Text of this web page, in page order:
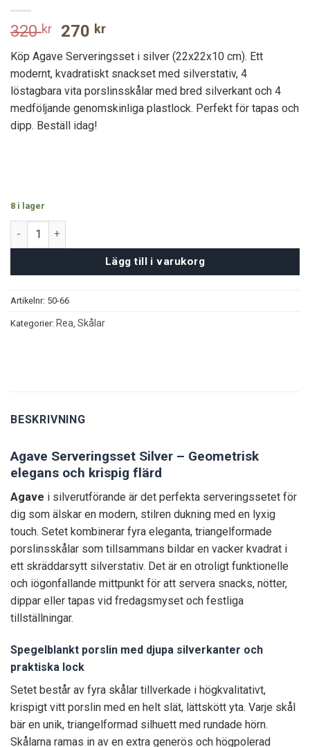
320kr
Original
price
was:
320 kr.
270 krCurrent
price
is:
270 kr.
Köp Agave Serveringsset i silver (22x22x10 cm). Ett
modernt, kvadratiskt snackset med silverstativ, 4
löstagbara vita porslinsskålar med bred silverkant och 4
medföljande genomskinliga plastlock. Perfekt för tapas och
dipp. Beställ idag!
8 i lager
Agave Serveringsset - Silver mängd
Lägg till i varukorg
Artikelnr: 50-66
Kategorier: Rea Skålar
BESKRIVNING
Agave Serveringsset Silver – Geometrisk
elegans och krispig flärd
Agave i silverutförande är det perfekta serveringssetet för
dig som älskar en modern, stilren dukning med en lyxig
touch. Setet kombinerar fyra eleganta, triangelformade
porslinsskålar som tillsammans bildar en vacker kvadrat i
ett skräddarsytt silverstativ. Det är en otroligt funktionelle
och iögonfallande mittpunkt för att servera snacks, nötter,
dippar eller tapas vid fredagsmyset och festliga
tillställningar.
Spegelblankt porslin med djupa silverkanter och
praktiska lock
Setet består av fyra skålar tillverkade i högkvalitativt,
krispigt vitt porslin med en helt slät, lättskött yta. Varje skål
bär en unik, triangelformad silhuett med rundade hörn.
Skålarna ramas in av en extra generös och högpolerad